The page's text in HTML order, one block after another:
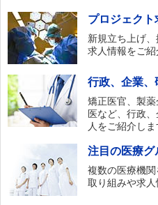
プロジェクト
新規立ち上げ
求人情報をご紹
行政、企業、
矯正医官、製
医など、行政
人をご紹介しま
注目の医療グ
複数の医療機
取り組みや求人